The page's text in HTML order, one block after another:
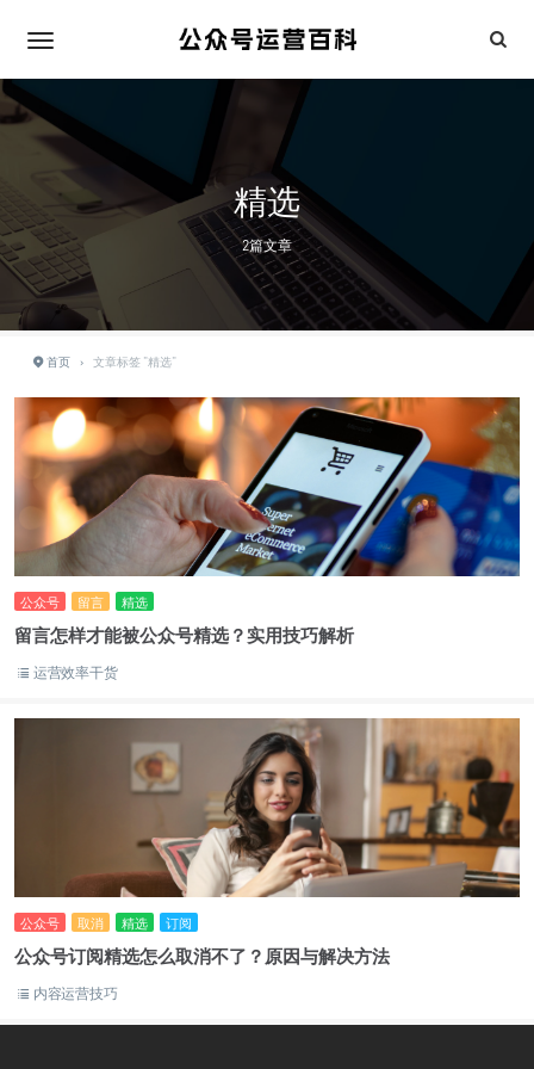
精选
2篇文章
首页 › 文章标签 "精选"
公众号 留言 精选
留言怎样才能被公众号精选？实用技巧解析
运营效率干货
公众号 取消 精选 订阅
公众号订阅精选怎么取消不了？原因与解决方法
内容运营技巧